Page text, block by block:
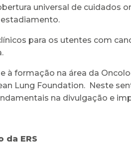
universal de cuidados
para os utentes com
formação na área da
Lung Foundation. Neste
na divulgação e
da ERS